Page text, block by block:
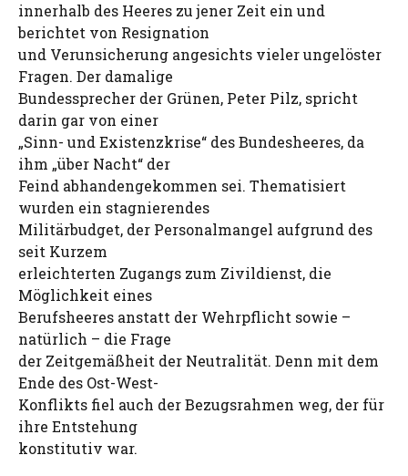
innerhalb des Heeres zu jener Zeit ein und
berichtet von Resignation
und Verunsicherung angesichts vieler ungelöster
Fragen. Der damalige
Bundessprecher der Grünen, Peter Pilz, spricht
darin gar von einer
„Sinn- und Existenzkrise“ des Bundesheeres, da
ihm „über Nacht“ der
Feind abhandengekommen sei. Thematisiert
wurden ein stagnierendes
Militärbudget, der Personalmangel aufgrund des
seit Kurzem
erleichterten Zugangs zum Zivildienst, die
Möglichkeit eines
Berufsheeres anstatt der Wehrpflicht sowie –
natürlich – die Frage
der Zeitgemäßheit der Neutralität. Denn mit dem
Ende des Ost-West-
Konflikts fiel auch der Bezugsrahmen weg, der für
ihre Entstehung
konstitutiv war.